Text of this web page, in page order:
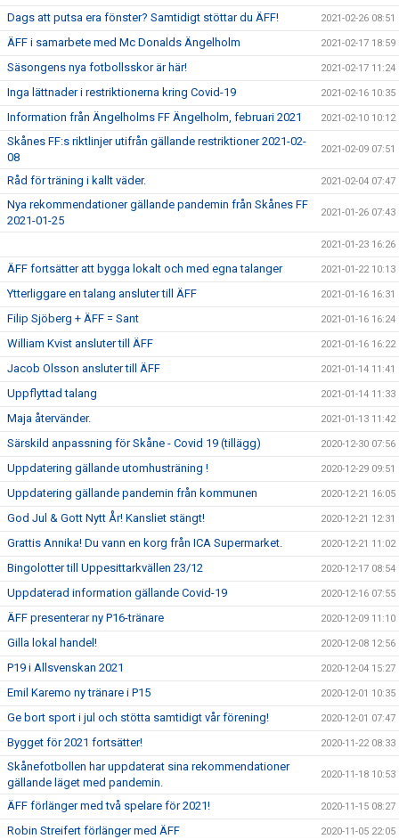
Dags att putsa era fönster? Samtidigt stöttar du ÄFF! 2021-02-26 08:51
ÄFF i samarbete med Mc Donalds Ängelholm 2021-02-17 18:59
Säsongens nya fotbollsskor är här! 2021-02-17 11:24
Inga lättnader i restriktionerna kring Covid-19 2021-02-16 10:35
Information från Ängelholms FF Ängelholm, februari 2021 2021-02-10 10:12
Skånes FF:s riktlinjer utifrån gällande restriktioner 2021-02-
08
2021-02-09 07:51
Råd för träning i kallt väder. 2021-02-04 07:47
Nya rekommendationer gällande pandemin från Skånes FF
2021-01-25
2021-01-26 07:43
2021-01-23 16:26
ÄFF fortsätter att bygga lokalt och med egna talanger 2021-01-22 10:13
Ytterliggare en talang ansluter till ÄFF 2021-01-16 16:31
Filip Sjöberg + ÄFF = Sant 2021-01-16 16:24
William Kvist ansluter till ÄFF 2021-01-16 16:22
Jacob Olsson ansluter till ÄFF 2021-01-14 11:41
Uppflyttad talang 2021-01-14 11:33
Maja återvänder. 2021-01-13 11:42
Särskild anpassning för Skåne - Covid 19 (tillägg) 2020-12-30 07:56
Uppdatering gällande utomhusträning ! 2020-12-29 09:51
Uppdatering gällande pandemin från kommunen 2020-12-21 16:05
God Jul & Gott Nytt År! Kansliet stängt! 2020-12-21 12:31
Grattis Annika! Du vann en korg från ICA Supermarket. 2020-12-21 11:02
Bingolotter till Uppesittarkvällen 23/12 2020-12-17 08:54
Uppdaterad information gällande Covid-19 2020-12-16 07:55
ÄFF presenterar ny P16-tränare 2020-12-09 11:10
Gilla lokal handel! 2020-12-08 12:56
P19 i Allsvenskan 2021 2020-12-04 15:27
Emil Karemo ny tränare i P15 2020-12-01 10:35
Ge bort sport i jul och stötta samtidigt vår förening! 2020-12-01 07:47
Bygget för 2021 fortsätter! 2020-11-22 08:33
Skånefotbollen har uppdaterat sina rekommendationer
gällande läget med pandemin.
2020-11-18 10:53
ÄFF förlänger med två spelare för 2021! 2020-11-15 08:27
Robin Streifert förlänger med ÄFF 2020-11-05 22:05